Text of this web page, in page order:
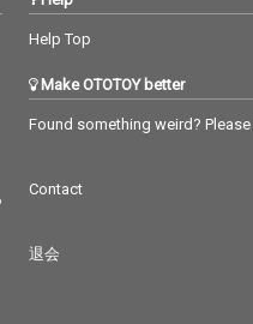
Help Top
Make OTOTOY better
Found something weird?
Contact
退会